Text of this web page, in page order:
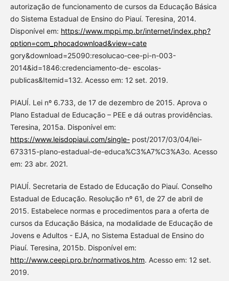
autorização de funcionamento de cursos da Educação Básica
do Sistema Estadual de Ensino do Piauí. Teresina, 2014.
Disponível em: https://www.mppi.mp.br/internet/index.php?
option=com_phocadownload&view=cate
gory&download=25090:resolucao-cee-pi-n-003-
2014&id=1846:credenciamento-de- escolas-
publicas&Itemid=132. Acesso em: 12 set. 2019.
PIAUÍ. Lei nº 6.733, de 17 de dezembro de 2015. Aprova o
Plano Estadual de Educação – PEE e dá outras providências.
Teresina, 2015a. Disponível em:
https://www.leisdopiaui.com/single-post/2017/03/04/lei-
673315-plano-estadual-de-educa%C3%A7%C3%A3o. Acesso
em: 23 abr. 2021.
PIAUÍ. Secretaria de Estado de Educação do Piauí. Conselho
Estadual de Educação. Resolução nº 61, de 27 de abril de
2015. Estabelece normas e procedimentos para a oferta de
cursos da Educação Básica, na modalidade de Educação de
Jovens e Adultos - EJA, no Sistema Estadual de Ensino do
Piauí. Teresina, 2015b. Disponível em:
http://www.ceepi.pro.br/normativos.htm. Acesso em: 12 set.
2019.